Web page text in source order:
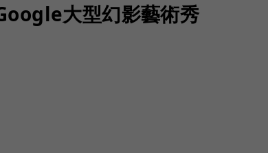
大型幻影藝術秀